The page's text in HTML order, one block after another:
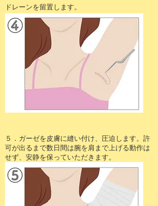
ドレーンを留置します。
​５．ガーゼを皮膚に縫い付け、圧迫します。許
可が出るまで数日間は腕を肩まで上げる動作は
せず、安静を保っていただきます。